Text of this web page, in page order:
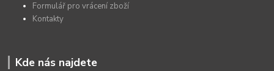
Formulář pro vrácení zboží
Kontakty
Kde nás najdete